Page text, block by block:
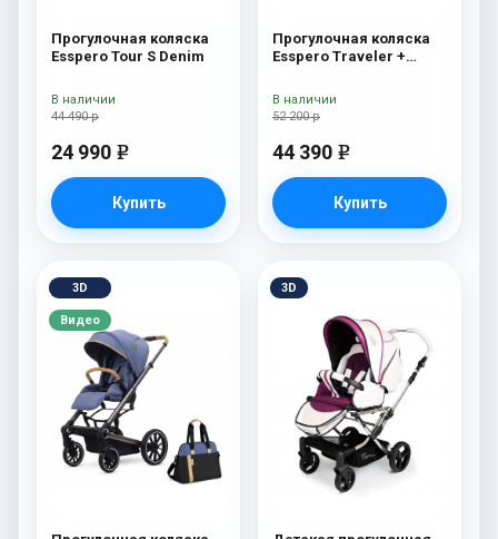
Прогулочная коляска
Esspero Tour S Denim
44 490 р
24 990 e
Купить
В наличии
Прогулочная коляска
Esspero Traveler +
52 200 р
44 390 e
Купить
В наличии
3D
Видео
3D